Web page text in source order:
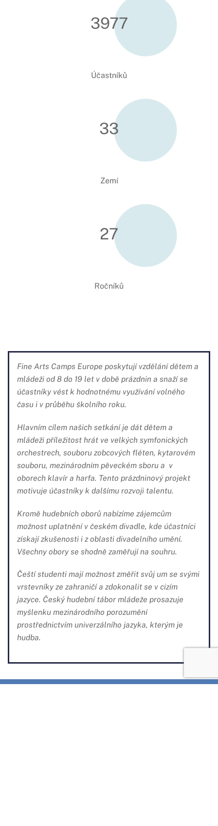
3988
Účastníků
34
Zemí
27
Ročníků
Fine Arts Camps Europe poskytují vzdělání dětem a
mládeži od 8 do 19 let v době prázdnin a snaží se
účastníky vést k hodnotnému využívání volného
času i v průběhu školního roku.
Hlavním cílem našich setkání je dát dětem a
mládeži příležitost hrát ve velkých symfonických
orchestrech, souboru zobcových fléten, kytarovém
souboru, mezinárodním pěveckém sboru a v
oborech klavír a harfa. Tento prázdninový projekt
motivuje účastníky k dalšímu rozvoji talentu.
Kromě hudebních oborů nabízíme zájemcům
možnost uplatnění v českém divadle, kde účastníci
získají zkušenosti i z oblasti divadelního umění.
Všechny obory se shodně zaměřují na souhru.
Čeští studenti mají možnost změřit svůj um se svými
vrstevníky ze zahraničí a zdokonalit se v cizím
jazyce. Český hudební tábor mládeže prosazuje
myšlenku mezinárodního porozumění
prostřednictvím univerzálního jazyka, kterým je
hudba.